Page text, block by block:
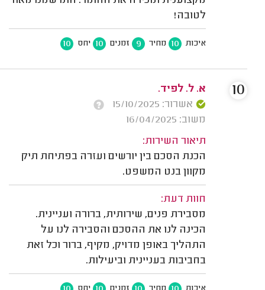
לטובה!
איכות 10 מחיר 9 זמנים 10 יחס 10
א. ל. לפיד.
אשרור: 15/10/2025
משוב: 16/04/2025
תיאור השירות:
הכנת הסכם בין יורשים ועזרה בפתיחת תיק
מקוון בנט המשפט.
חוות דעת:
מסבירת פנים, שירותית, ברורה ועניינית.
הכינה לנו את ההסכם והסבירה לנו על
התהליך באופן מדויק, מקיף, ברור וכל זאת
בחביבות בעניינית וביעילות.
10